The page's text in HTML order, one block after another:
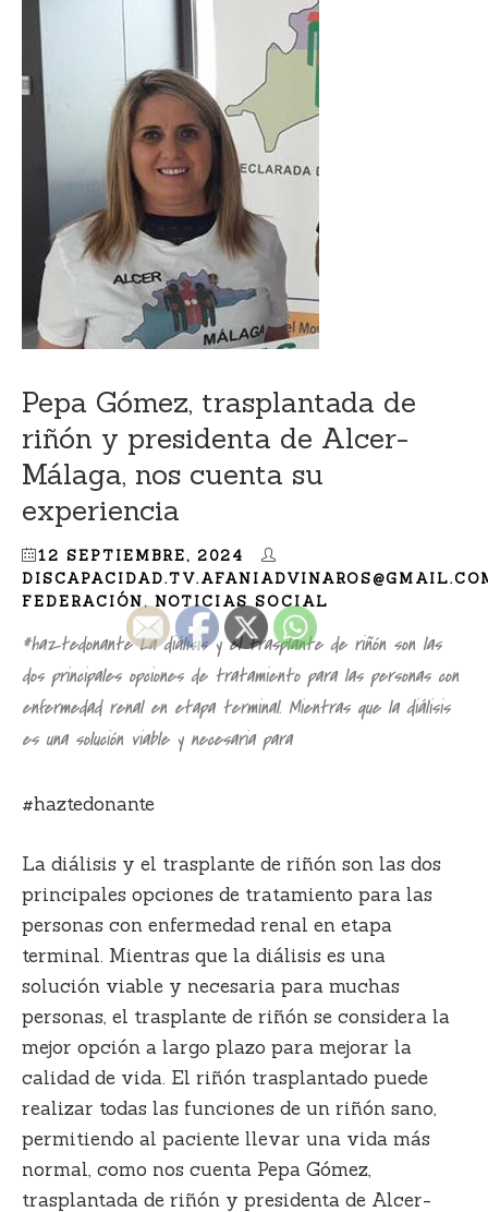
Pepa Gómez, trasplantada de
riñón y presidenta de Alcer-
Málaga, nos cuenta su
experiencia
12 SEPTIEMBRE, 2024
FEDERACIÓN,NOTICIAS SOCIAL
#haztedonante La diálisis y el trasplante de riñón son las
dos principales opciones de tratamiento para las personas con
enfermedad renal en etapa terminal. Mientras que la diálisis
es una solución viable y necesaria para
#haztedonante
La diálisis y el trasplante de riñón son las dos
principales opciones de tratamiento para las
personas con enfermedad renal en etapa
terminal. Mientras que la diálisis es una
solución viable y necesaria para muchas
personas, el trasplante de riñón se considera la
mejor opción a largo plazo para mejorar la
calidad de vida. El riñón trasplantado puede
realizar todas las funciones de un riñón sano,
permitiendo al paciente llevar una vida más
normal, como nos cuenta Pepa Gómez,
trasplantada de riñón y presidenta de Alcer-